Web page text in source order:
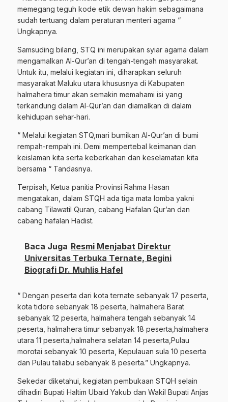
memegang teguh kode etik dewan hakim sebagaimana
sudah tertuang dalam peraturan menteri agama “
Ungkapnya.
Samsuding bilang, STQ ini merupakan syiar agama dalam
mengamalkan Al-Qur’an di tengah-tengah masyarakat.
Untuk itu, melalui kegiatan ini, diharapkan seluruh
masyarakat Maluku utara khususnya di Kabupaten
halmahera timur akan semakin memahami isi yang
terkandung dalam Al-Qur’an dan diamalkan di dalam
kehidupan sehar-hari.
“ Melalui kegiatan STQ,mari bumikan Al-Qur’an di bumi
rempah-rempah ini. Demi mempertebal keimanan dan
keislaman kita serta keberkahan dan keselamatan kita
bersama “ Tandasnya.
Terpisah, Ketua panitia Provinsi Rahma Hasan
mengatakan, dalam STQH ada tiga mata lomba yakni
cabang Tilawatil Quran, cabang Hafalan Qur’an dan
cabang hafalan Hadist.
Baca Juga Resmi Menjabat Direktur
Universitas Terbuka Ternate, Begini
Biografi Dr. Muhlis Hafel
“ Dengan peserta dari kota ternate sebanyak 17 peserta,
kota tidore sebanyak 18 peserta, halmahera Barat
sebanyak 12 peserta, halmahera tengah sebanyak 14
peserta, halmahera timur sebanyak 18 peserta,halmahera
utara 11 peserta,halmahera selatan 14 peserta,Pulau
morotai sebanyak 10 peserta, Kepulauan sula 10 peserta
dan Pulau taliabu sebanyak 8 peserta.” Ungkapnya.
Sekedar diketahui, kegiatan pembukaan STQH selain
dihadiri Bupati Haltim Ubaid Yakub dan Wakil Bupati Anjas